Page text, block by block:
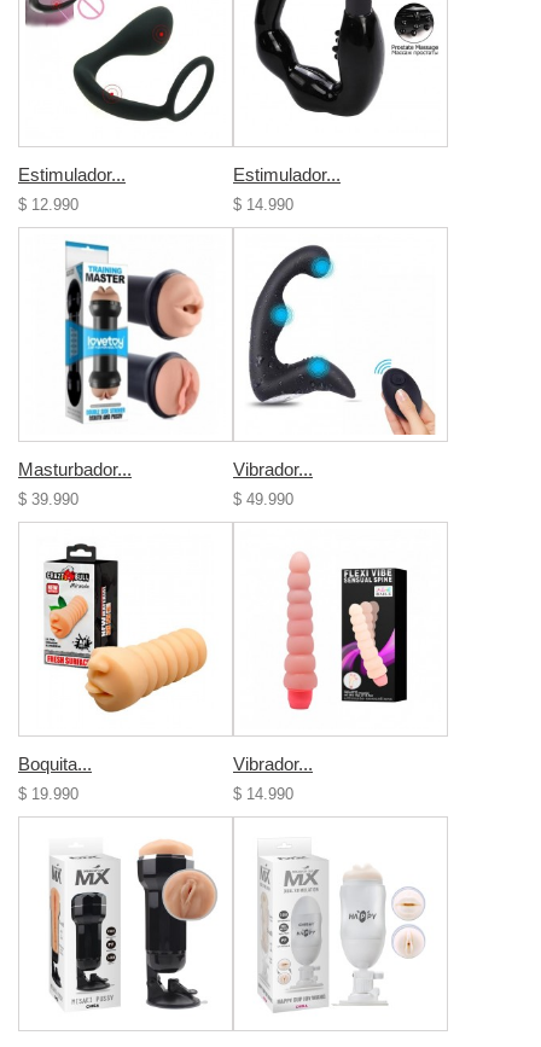
Estimulador...
$ 12.990
Estimulador...
$ 14.990
Masturbador...
$ 39.990
Vibrador...
$ 49.990
Boquita...
$ 19.990
Vibrador...
$ 14.990